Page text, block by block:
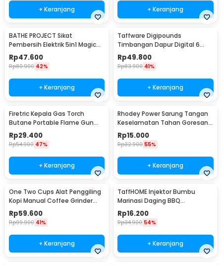
+ Keranjang + Keranjang
BATHE PROJECT Sikat
Pembersih Elektrik 5in1 Magic
Brush Rechargeable - WQ8110
Rp47.600
Rp80.900 42%
+ Keranjang
Taffware Digipounds
Timbangan Dapur Digital 6
Satuan 1kg 0.1g - i2000
Rp49.800
Rp83.900 41%
+ Keranjang
Firetric Kepala Gas Torch
Butane Portable Flame Gun
Adjustable - 807
Rp29.400
Rp54.900 47%
+ Keranjang
Rhodey Power Sarung Tangan
Keselamatan Tahan Goresan
Pisau - EN388
Rp15.000
Rp32.900 55%
+ Keranjang
One Two Cups Alat Penggiling
Kopi Manual Coffee Grinder
Portable - WFCG9800
Rp59.600
Rp99.900 41%
+ Keranjang
TaffHOME Injektor Bumbu
Marinasi Daging BBQ
Seasoning Injector - HC117
Rp16.200
Rp34.900 54%
+ Keranjang